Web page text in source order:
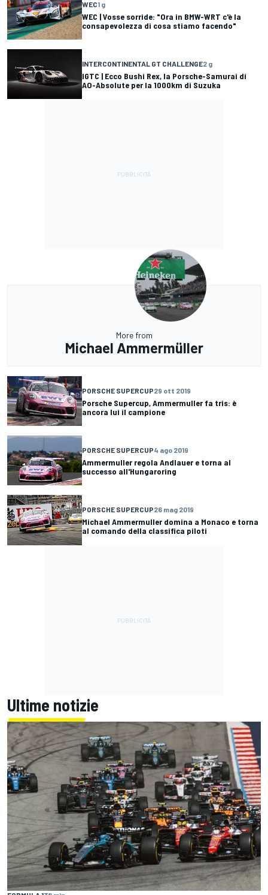
WEC1 g
WEC | Vosse sorride: "Ora in BMW-WRT c'è la
consapevolezza di cosa stiamo facendo"
INTERCONTINENTAL GT CHALLENGE2 g
IGTC | Ecco Bushi Rex, la Porsche-Samurai di
AO-Absolute per la 1000km di Suzuka
More from
Michael Ammermüller
PORSCHE SUPERCUP29 ott 2019
Porsche Supercup, Ammermuller fa tris: è
ancora lui il campione
PORSCHE SUPERCUP4 ago 2019
Ammermuller regola Andlauer e torna al
successo all'Hungaroring
PORSCHE SUPERCUP26 mag 2019
Michael Ammermuller domina a Monaco e torna
al comando della classifica piloti
Ultime notizie